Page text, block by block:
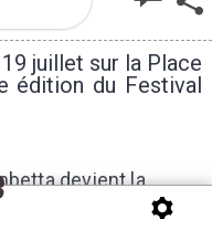
juillet sur la Place
édition du Festival
devient la
de Pierrefeu. Durant